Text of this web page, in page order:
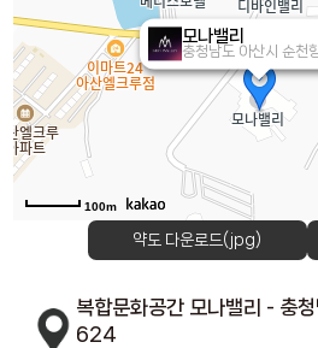
모나밸리
충청남도 아산시 순
100m
약도 다운로드(jpg)
복합문화공간 모나밸리 - 충
624